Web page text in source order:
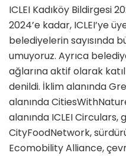
ICLEI Kadıköy Bildirgesi
2024’e kadar, ICLEI’ye
belediyelerin sayısında
umuyoruz. Ayrıca
ağlarına aktif olarak
denildi. İklim alanında
alanında
alanında ICLEI Circulars,
CityFoodNetwork,
Ecomobility Alliance,